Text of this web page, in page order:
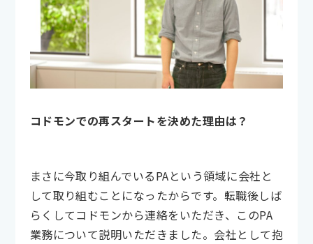
コドモンでの再スタートを決めた理由は？
まさに今取り組んでいるPAという領域に会社と
して取り組むことになったからです。転職後しば
らくしてコドモンから連絡をいただき、このPA
業務について説明いただきました。会社として抱